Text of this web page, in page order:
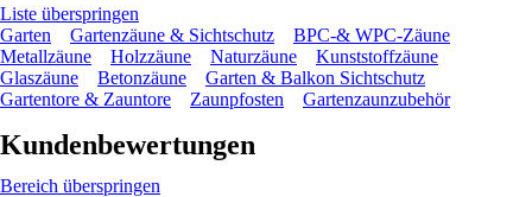
Liste überspringen
Garten
Gartenzäune & Sichtschutz
BPC-& WPC-Zäune
Metallzäune
Holzzäune Naturzäune
Kunststoffzäune
Glaszäune
Betonzäune
Garten & Balkon Sichtschutz
Gartentore & Zauntore
Zaunpfosten Gartenzaunzubehör
Kundenbewertungen
Bereich überspringen